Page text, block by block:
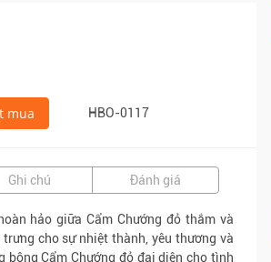
mua HBO-0117
Ghi chú Đánh giá
hảo giữa Cẩm Chướng đỏ thắm và
cho sự nhiệt thành, yêu thương và
bông Cẩm Chướng đỏ đại diện cho tình